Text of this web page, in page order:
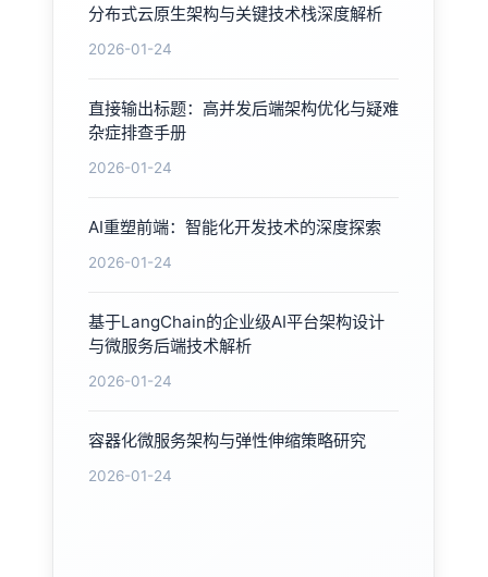
分布式云原生架构与关键技术栈深度解析
2026-01-24
直接输出标题：高并发后端架构优化与疑难
杂症排查手册
2026-01-24
AI重塑前端：智能化开发技术的深度探索
2026-01-24
基于LangChain的企业级AI平台架构设计
与微服务后端技术解析
2026-01-24
容器化微服务架构与弹性伸缩策略研究
2026-01-24